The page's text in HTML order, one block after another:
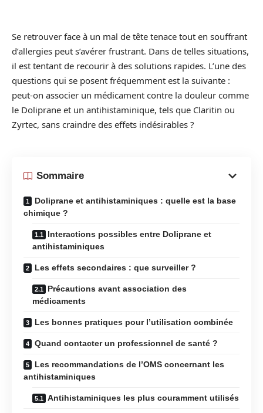
Se retrouver face à un mal de tête tenace tout en souffrant
d’allergies peut s’avérer frustrant. Dans de telles situations,
il est tentant de recourir à des solutions rapides. L’une des
questions qui se posent fréquemment est la suivante :
peut-on associer un médicament contre la douleur comme
le Doliprane et un antihistaminique, tels que Claritin ou
Zyrtec, sans craindre des effets indésirables ?
Sommaire
Doliprane et antihistaminiques : quelle est la base
chimique ?
Interactions possibles entre Doliprane et
antihistaminiques
Les effets secondaires : que surveiller ?
Précautions avant association des
médicaments
Les bonnes pratiques pour l’utilisation combinée
Quand contacter un professionnel de santé ?
Les recommandations de l’OMS concernant les
antihistaminiques
Antihistaminiques les plus couramment utilisés